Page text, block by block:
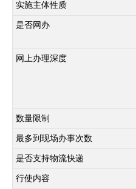
实施主体性质
是否网办
网上办理深度
数量限制
最多到现场办事次数
是否支持物流快递
行使内容